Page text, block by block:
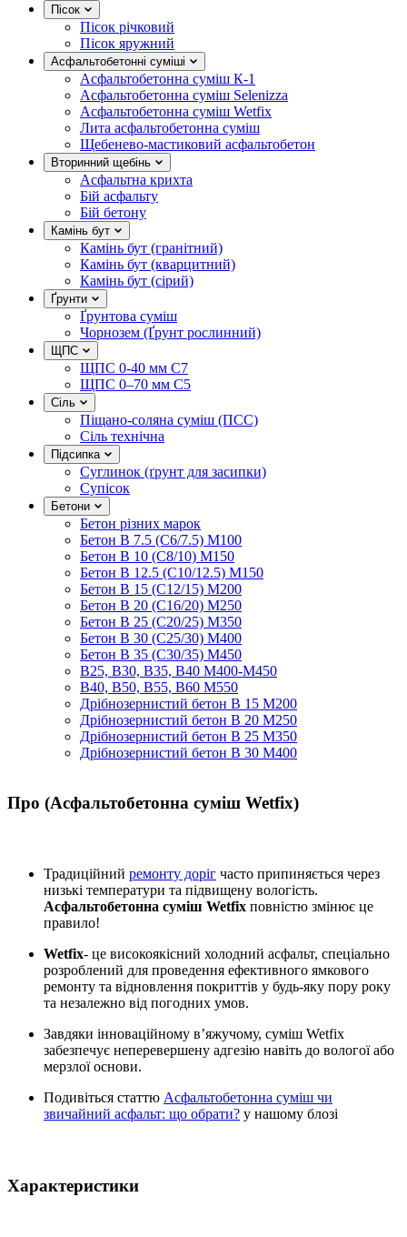
Пісок
Пісок річковий
Пісок яружний
Асфальтобетонні суміші
Асфальтобетонна суміш К-1
Асфальтобетонна суміш Selenizza
Асфальтобетонна суміш Wetfix
Лита асфальтобетонна суміш
Щебенево-мастиковий асфальтобетон
Вторинний щебінь
Асфальтна крихта
Бій асфальту
Бій бетону
Камінь бут
Камінь бут (гранітний)
Камінь бут (кварцитний)
Камінь бут (сірий)
Ґрунти
Ґрунтова суміш
Чорнозем (Ґрунт рослинний)
ЩПС
ЩПС 0-40 мм С7
ЩПС 0–70 мм С5
Сіль
Піщано-соляна суміш (ПСС)
Сіль технічна
Підсипка
Суглинок (ґрунт для засипки)
Супісок
Бетони
Бетон різних марок
Бетон B 7.5 (C6/7.5) M100
Бетон B 10 (C8/10) M150
Бетон B 12.5 (C10/12.5) M150
Бетон B 15 (C12/15) M200
Бетон B 20 (C16/20) M250
Бетон B 25 (C20/25) M350
Бетон B 30 (C25/30) M400
Бетон B 35 (C30/35) M450
B25, B30, B35, B40 M400-M450
B40, B50, B55, B60 M550
Дрібнозернистий бетон B 15 M200
Дрібнозернистий бетон B 20 M250
Дрібнозернистий бетон B 25 M350
Дрібнозернистий бетон B 30 M400
Про (Асфальтобетонна суміш Wetfix)
Традиційний ремонту доріг часто припиняється через
низькі температури та підвищену вологість.
Асфальтобетонна суміш Wetfix повністю змінює це
правило!
Wetfix- це високоякісний холодний асфальт, спеціально
розроблений для проведення ефективного ямкового
ремонту та відновлення покриттів у будь-яку пору року
та незалежно від погодних умов.
Завдяки інноваційному в’яжучому, суміш Wetfix
забезпечує неперевершену адгезію навіть до вологої або
мерзлої основи.
Подивіться статтю Асфальтобетонна суміш чи
звичайний асфальт: що обрати? у нашому блозі
Характеристики